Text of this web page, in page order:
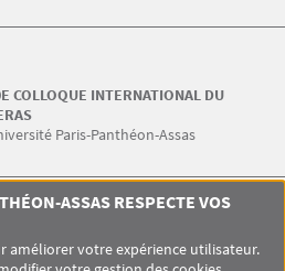
Paris-Panthéon-Assas
COLLOQUE INTERNATIONAL DU
Panthéon-Assas
ASSAS RESPECTE VOS
améliorer votre expérience utilisateur.